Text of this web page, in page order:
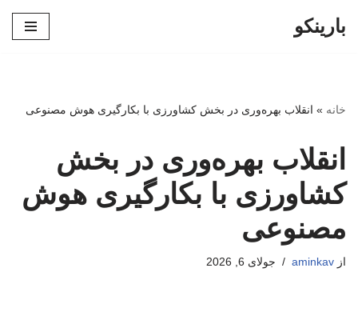
بارینکو
خانه » انقلاب بهره‌وری در بخش کشاورزی با بکارگیری هوش مصنوعی
انقلاب بهره‌وری در بخش
کشاورزی با بکارگیری هوش
مصنوعی
از aminkav جولای 6, 2026